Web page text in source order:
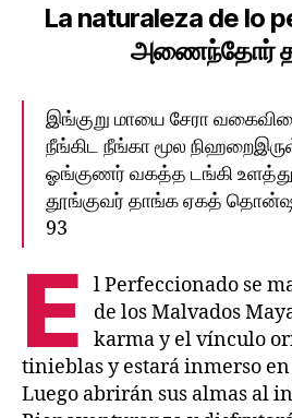
La naturaleza de lo
அணைந்தோர்‌
இங்குறு மாயை சேரா
நீங்கிட நீங்கா மூல
ஓங்குணர்‌ வகத்த டங்கி
தூங்குவர்‌ தாங்க ஏகத்‌
93
E
l Perfeccionado se
de los Malvados
karma y el vínculo
tinieblas y estará inmerso
Luego abrirán sus almas al